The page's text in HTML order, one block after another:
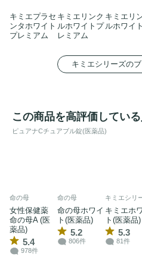
キミエプラセ
ンタホワイト
プレミアム
キミエリンク
ルホワイトプ
レミアム
キミエリ
ルホワイト
キミエシリーズの
この商品を高評価してい
ピュアナCチュアブル錠(医薬品)
命の母
女性保健薬
命の母A (医
薬品)
5.4
978件
命の母
命の母ホワイ
ト(医薬品)
5.2
806件
キミエシリ
キミエホ
ト(医薬品)
5.3
81件